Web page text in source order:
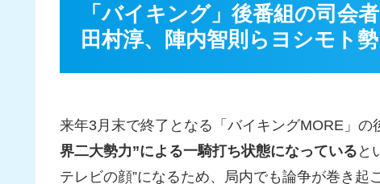
「バイキング」後番組の司会
田村淳、陣内智則らヨシモト
来年3月末で終了となる「バイキングMORE」の
界二大勢力”による一騎打ち状態になっている と
テレビの顔”になるため、局内でも論争が巻き起